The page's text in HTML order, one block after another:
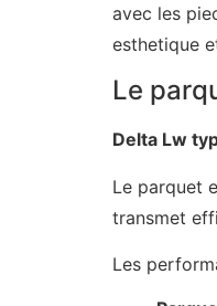
avec les
esthetique
Le
Delta Lw
Le parquet
transmet
Les